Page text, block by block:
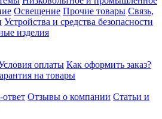
Освещение Прочие товары Связь,
Устройства и средства безопасности
изделия
оплаты Как оформить заказ?
на товары
Отзывы о компании Статьи и